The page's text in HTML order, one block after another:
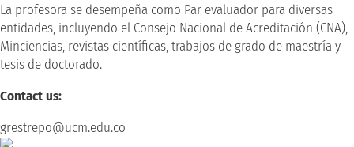
La profesora se desempeña como Par evaluador para diversas
entidades, incluyendo el Consejo Nacional de Acreditación (CNA),
Minciencias, revistas científicas, trabajos de grado de maestría y
tesis de doctorado.
Contact us:
grestrepo@ucm.edu.co